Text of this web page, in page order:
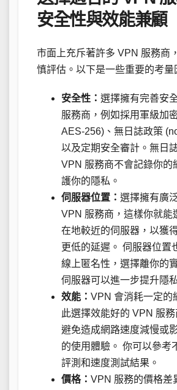
安全性與效能兼顧
市面上充斥著許多 VPN 服務商
慎評估。以下是一些重要的考量
安全性： 選擇擁有完善安
服務商，例如採用軍級加
AES-256)、無日誌政策
以及定期安全審計。無日
VPN 服務商不會記錄你的
護你的隱私。
伺服器位置： 選擇擁有廣
VPN 服務商，這樣你就能
在地較近的伺服器，以獲
更低的延遲。 伺服器位置
線上匿名性，選擇離你的
伺服器可以進一步提升隱
效能： VPN 會消耗一定的
此選擇效能好的 VPN 服務
避免造成網路速度減慢或
的使用體驗。 你可以參考
評測和速度測試結果。
價格： VPN 服務的價格差